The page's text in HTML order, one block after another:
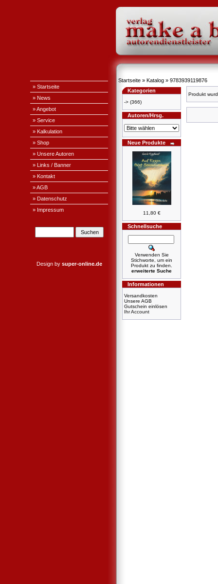
» Startseite
» News
» Angebot
» Service
» Kalkulation
» Shop
» Unsere Autoren
» Links / Banner
» Kontakt
» AGB
» Datenschutz
» Impressum
Design by super-online.de
Startseite » Katalog » 9783939119876
Kategorien
-> (366)
Autoren/Hrsg.
Neue Produkte
11,80 €
Schnellsuche
Verwenden Sie
Stichworte, um ein
Produkt zu finden.
erweiterte Suche
Informationen
Versandkosten
Unsere AGB
Gutschein einlösen
Ihr Account
Produkt